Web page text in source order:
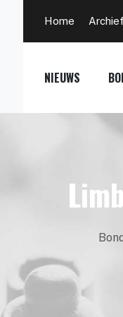
Home Archief
NIEUWS